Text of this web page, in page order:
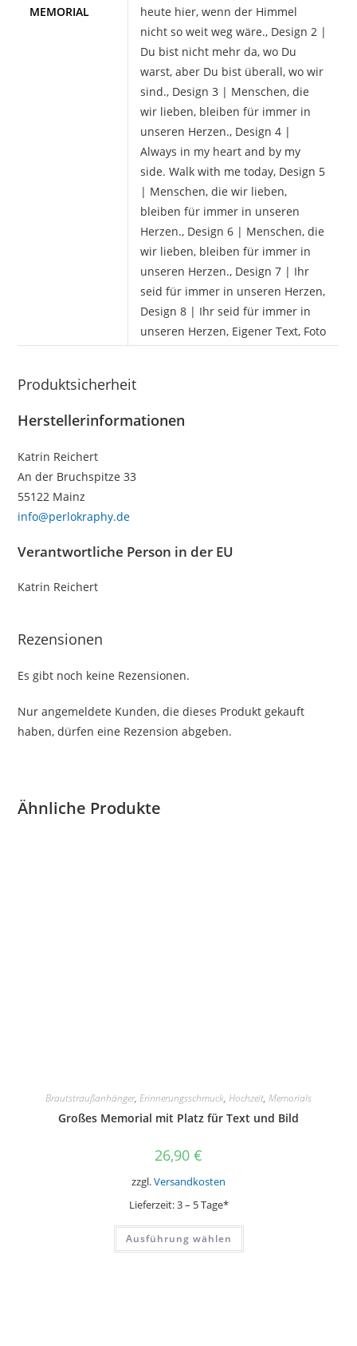
MEMORIAL
heute hier, wenn der Himmel
nicht so weit weg wäre., Design 2 |
Du bist nicht mehr da, wo Du
warst, aber Du bist überall, wo wir
sind., Design 3 | Menschen, die
wir lieben, bleiben für immer in
unseren Herzen., Design 4 |
Always in my heart and by my
side. Walk with me today, Design 5
| Menschen, die wir lieben,
bleiben für immer in unseren
Herzen., Design 6 | Menschen, die
wir lieben, bleiben für immer in
unseren Herzen., Design 7 | Ihr
seid für immer in unseren Herzen,
Design 8 | Ihr seid für immer in
unseren Herzen, Eigener Text, Foto
Produktsicherheit
Herstellerinformationen
Katrin Reichert
An der Bruchspitze 33
55122 Mainz
info@perlokraphy.de
Verantwortliche Person in der EU
Katrin Reichert
Rezensionen
Es gibt noch keine Rezensionen.
Nur angemeldete Kunden, die dieses Produkt gekauft
haben, dürfen eine Rezension abgeben.
Ähnliche Produkte
Brautstraußanhänger, Erinnerungsschmuck, Hochzeit, Memorials
Großes Memorial mit Platz für Text und Bild
26,90 €
zzgl.Versandkosten
Lieferzeit:3 – 5 Tage*
Ausführung wählen
Dieses
weist